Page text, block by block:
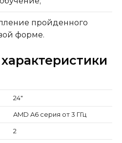
пройденного
форме.
24″
AMD A6 серия от 3 ГГц
2